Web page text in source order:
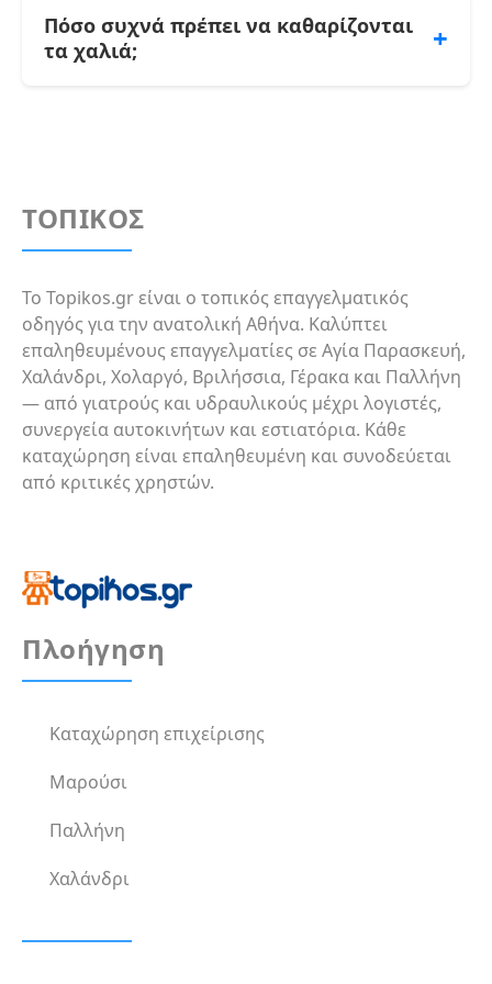
επαγγελματία για να κλείσετε ραντεβού.
καθαρίζονται με ήπιες μεθόδους και ουδέτερα
απορρυπαντικά. Η πλύση γίνεται συχνά στο
χέρι για να προστατεύονται οι ίνες και τα
Πόσο συχνά πρέπει να καθαρίζονται
τα χαλιά;
+
απολύμανση περιορίζει τα ακάρεα και
παρατείνει τη διάρκεια ζωής του υφάσματος.
ΤΟΠΙΚΟΣ
Το Topikos.gr είναι ο τοπικός επαγγελματικός
οδηγός για την ανατολική Αθήνα. Καλύπτει
επαληθευμένους επαγγελματίες σε Αγία Παρασκευή,
Χαλάνδρι, Χολαργό, Βριλήσσια, Γέρακα και Παλλήνη
— από γιατρούς και υδραυλικούς μέχρι λογιστές,
συνεργεία αυτοκινήτων και εστιατόρια. Κάθε
καταχώρηση είναι επαληθευμένη και συνοδεύεται
από κριτικές χρηστών.
Πλοήγηση
Καταχώρηση επιχείρισης
Μαρούσι
Παλλήνη
Χαλάνδρι